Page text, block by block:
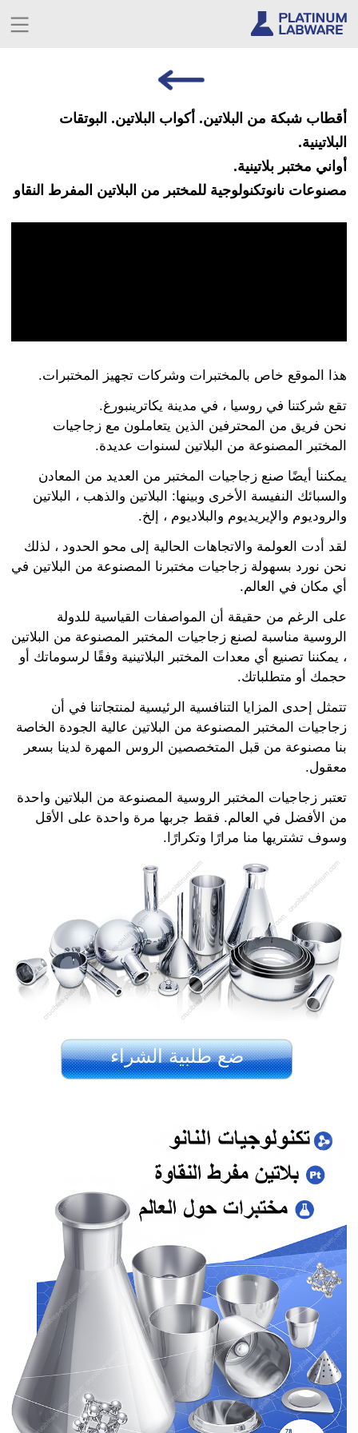
أقطاب شبكة من البلاتين. أكواب البلاتين. البوتقات
البلاتينية.
أواني مختبر بلاتينية.
مصنوعات نانوتكنولوجية للمختبر من البلاتين المفرط النقاو
هذا الموقع خاص بالمختبرات وشركات تجهيز المختبرات.
تقع شركتنا في روسيا ، في مدينة يكاترينبورغ.
نحن فريق من المحترفين الذين يتعاملون مع زجاجيات
المختبر المصنوعة من البلاتين لسنوات عديدة.
يمكننا أيضًا صنع زجاجيات المختبر من العديد من المعادن
والسبائك النفيسة الأخرى وبينها: البلاتين والذهب ، البلاتين
والروديوم والإيريديوم والبلاديوم ، إلخ.
لقد أدت العولمة والاتجاهات الحالية إلى محو الحدود ، لذلك
نحن نورد بسهولة زجاجيات مختبرنا المصنوعة من البلاتين في
أي مكان في العالم.
على الرغم من حقيقة أن المواصفات القياسية للدولة
الروسية مناسبة لصنع زجاجيات المختبر المصنوعة من البلاتين
، يمكننا تصنيع أي معدات المختبر البلاتينية وفقًا لرسوماتك أو
حجمك أو متطلباتك.
تتمثل إحدى المزايا التنافسية الرئيسية لمنتجاتنا في أن
زجاجيات المختبر المصنوعة من البلاتين عالية الجودة الخاصة
بنا مصنوعة من قبل المتخصصين الروس المهرة لدينا بسعر
معقول.
تعتبر زجاجيات المختبر الروسية المصنوعة من البلاتين واحدة
من الأفضل في العالم. فقط جربها مرة واحدة على الأقل
وسوف تشتريها منا مرارًا وتكرارًا.
ضع طلبية الشراء